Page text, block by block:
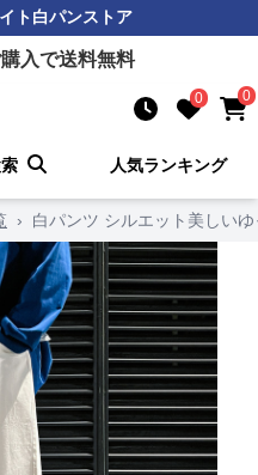
ト白パンストア
入で送料無料
0 0
人気ランキング
› 白パンツ シルエット美しい